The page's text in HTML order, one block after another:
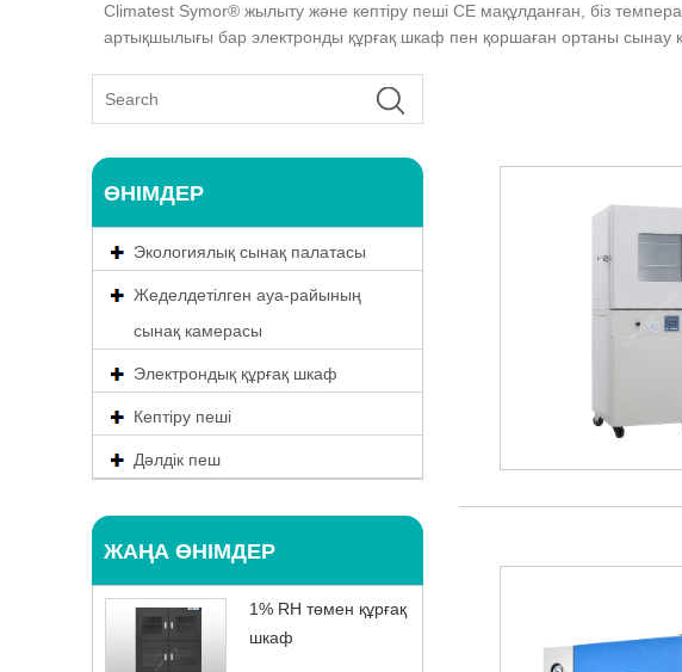
Climatest Symor® жылыту және кептіру пеші CE мақұлданған, біз
артықшылығы бар электронды құрғақ шкаф пен қоршаған ортаны
ӨНІМДЕР
Экологиялық сынақ палатасы
Жеделдетілген ауа-райының
сынақ камерасы
Электрондық құрғақ шкаф
Кептіру пеші
Дәлдік пеш
ЖАҢА ӨНІМДЕР
1% RH төмен құрғақ
шкаф